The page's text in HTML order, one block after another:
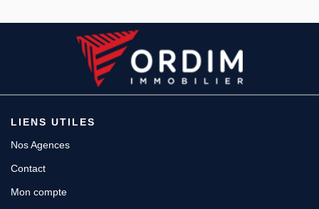
LIENS UTILES
Nos Agences
Contact
Mon compte